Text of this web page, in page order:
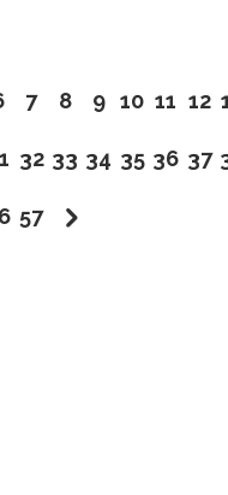
7 8 9 10 11 12
32 33 34 35 36 37
57